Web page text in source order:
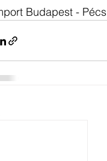
Budapest - Pécs